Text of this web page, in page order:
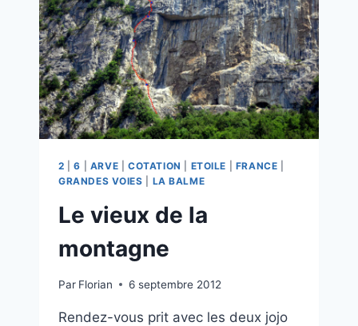
2 |6 ARVE COTATION ETOILE FRANCE
GRANDES VOIES
LA BALME
Le vieux de la
montagne
Par Florian 6 septembre 2012
Rendez-vous prit avec les deux jojo